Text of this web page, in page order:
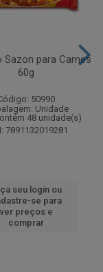
Sazon para Carnes
60g
50990
Unidade
48 unidade(s)
7891132019281
seu login ou
se para
ver preços e
comprar